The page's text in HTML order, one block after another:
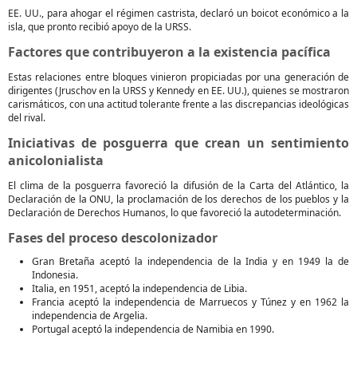
EE. UU., para ahogar el régimen castrista, declaró un boicot económico a la
isla, que pronto recibió apoyo de la URSS.
Factores que contribuyeron a la existencia pacífica
Estas relaciones entre bloques vinieron propiciadas por una generación de
dirigentes (Jruschov en la URSS y Kennedy en EE. UU.), quienes se mostraron
carismáticos, con una actitud tolerante frente a las discrepancias ideológicas
del rival.
Iniciativas de posguerra que crean un sentimiento
anicolonialista
El clima de la posguerra favoreció la difusión de la Carta del Atlántico, la
Declaración de la ONU, la proclamación de los derechos de los pueblos y la
Declaración de Derechos Humanos, lo que favoreció la autodeterminación.
Fases del proceso descolonizador
Gran Bretaña aceptó la independencia de la India y en 1949 la de
Indonesia.
Italia, en 1951, aceptó la independencia de Libia.
Francia aceptó la independencia de Marruecos y Túnez y en 1962 la
independencia de Argelia.
Portugal aceptó la independencia de Namibia en 1990.